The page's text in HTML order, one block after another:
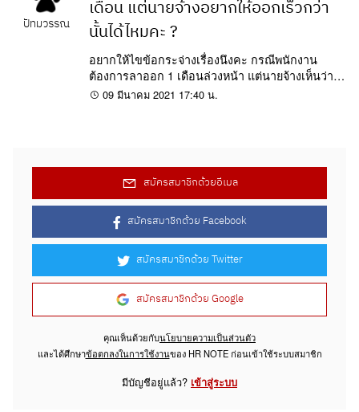
ปัทมวรรณ
เดือน แต่นายจ้างอยากให้ออกเร็วกว่า
นั้นได้ไหมคะ ?
อยากให้ไขข้อกระจ่างเรื่องนึงคะ กรณีพนักงาน
ต้องการลาออก 1 เดือนล่วงหน้า แต่นายจ้างเห็นว่า
ไม่ต้องรอถึง 1 เดือน และต้องการให้ออกเร็วกว่า
09 มีนาคม 2021 17:40 น.
สมัครสมาชิกด้วยอีเมล
สมัครสมาชิกด้วย Facebook
สมัครสมาชิกด้วย Twitter
สมัครสมาชิกด้วย Google
คุณเห็นด้วยกับนโยบายความเป็นส่วนตัว
และได้ศึกษาข้อตกลงในการใช้งานของ HR NOTE ก่อนเข้าใช้ระบบสมาชิก
มีบัญชีอยู่แล้ว? เข้าสู่ระบบ